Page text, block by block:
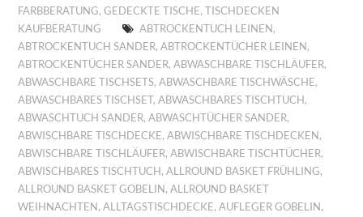
FARBBERATUNG,GEDECKTE TISCHE,TISCHDECKEN
KAUFBERATUNG
ABTROCKENTUCH LEINEN,
ABTROCKENTUCH SANDER,ABTROCKENTÜCHER LEINEN,
ABTROCKENTÜCHER SANDER,ABWASCHBARE TISCHLÄUFER,
ABWASCHBARE TISCHSETS,ABWASCHBARE TISCHWÄSCHE,
ABWASCHBARES TISCHSET,ABWASCHBARES TISCHTUCH,
ABWASCHTUCH SANDER,ABWASCHTÜCHER SANDER,
ABWISCHBARE TISCHDECKE,ABWISCHBARE TISCHDECKEN,
ABWISCHBARE TISCHLÄUFER,ABWISCHBARE TISCHTÜCHER,
ABWISCHBARES TISCHTUCH,ALLROUND BASKET FRÜHLING,
ALLROUND BASKET GOBELIN,ALLROUND BASKET
WEIHNACHTEN,ALLTAGSTISCHDECKE,AUFLEGER GOBELIN,